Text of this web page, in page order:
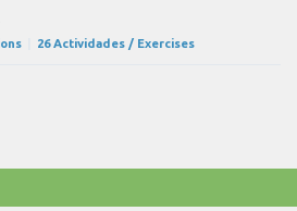
26 Actividades / Exercises